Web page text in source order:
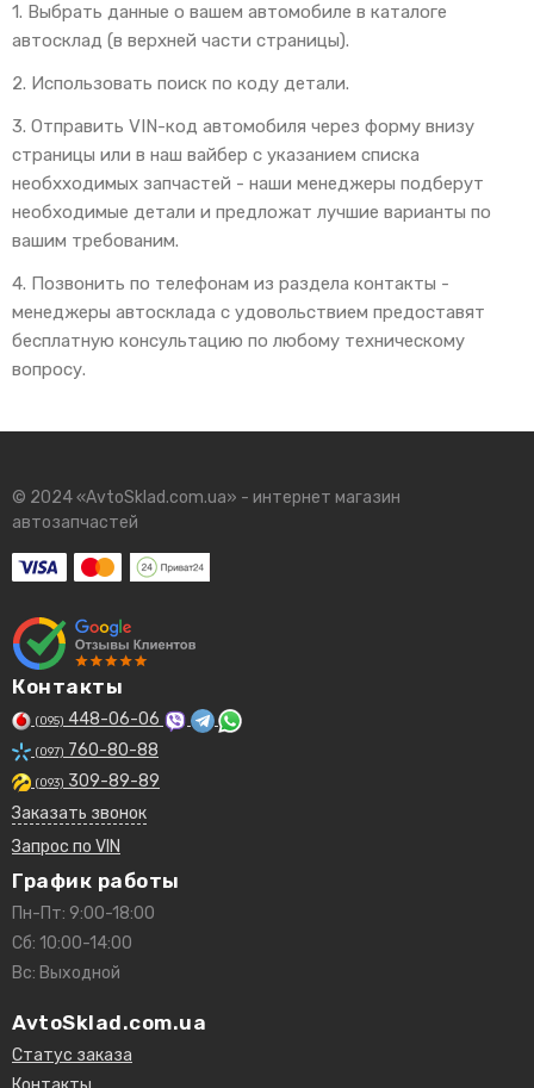
1. Выбрать данные о вашем автомобиле в каталоге
автосклад (в верхней части страницы).
2. Использовать поиск по коду детали.
3. Отправить VIN-код автомобиля через форму внизу
страницы или в наш вайбер с указанием списка
необхходимых запчастей - наши менеджеры подберут
необходимые детали и предложат лучшие варианты по
вашим требованим.
4. Позвонить по телефонам из раздела контакты -
менеджеры автосклада с удовольствием предоставят
бесплатную консультацию по любому техническому
вопросу.
© 2024 «AvtoSklad.com.ua» - интернет магазин
автозапчастей
Контакты
(095) 448-06-06
(097) 760-80-88
(093) 309-89-89
Заказать звонок
Запрос по VIN
График работы
Пн-Пт: 9:00-18:00
Сб: 10:00-14:00
Вс: Выходной
AvtoSklad.com.ua
Статус заказа